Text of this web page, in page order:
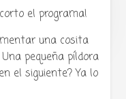
manga,
ツ
el programa!
una cosita
pequeña píldora
el siguiente? Ya lo